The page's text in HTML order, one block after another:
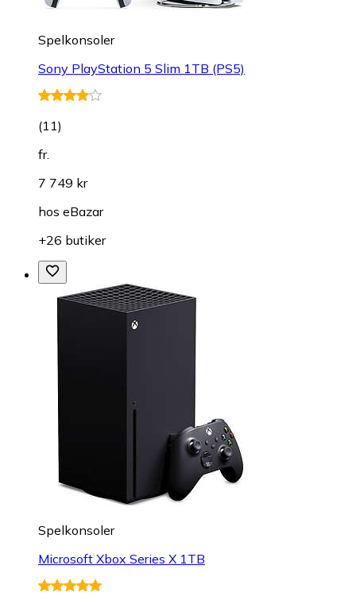
Spelkonsoler
Sony PlayStation 5 Slim 1TB (PS5)
(11)
fr.
7 749 kr
hos eBazar
+26 butiker
Spelkonsoler
Microsoft Xbox Series X 1TB